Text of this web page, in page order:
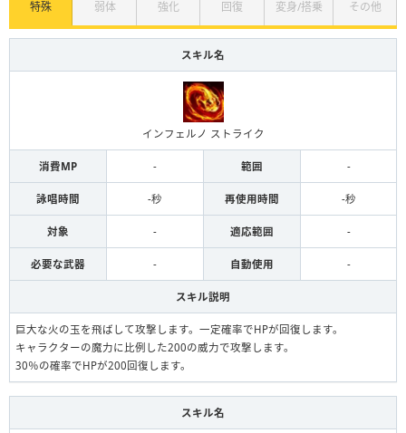
特殊 弱体 強化 回復 変身/搭乗 その他
スキル名
インフェルノ ストライク
消費MP - 範囲 -
詠唱時間 -秒 再使用時間 -秒
対象 - 適応範囲 -
必要な武器 - 自動使用 -
スキル説明
巨大な火の玉を飛ばして攻撃します。一定確率でHPが回復します。
キャラクターの魔力に比例した200の威力で攻撃します。
30％の確率でHPが200回復します。
スキル名